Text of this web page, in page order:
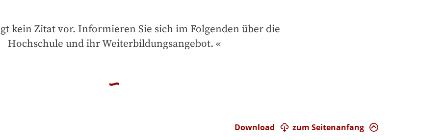
kein Zitat vor. Informieren Sie sich im Folgenden über die
Hochschule und ihr Weiterbildungsangebot.
zum Seitenanfang
Download